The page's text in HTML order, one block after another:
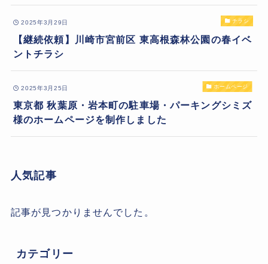
2025年3月29日 チラシ
【継続依頼】川崎市宮前区 東高根森林公園の春イベ
ントチラシ
2025年3月25日 ホームページ
東京都 秋葉原・岩本町の駐車場・パーキングシミズ
様のホームページを制作しました
人気記事
記事が見つかりませんでした。
カテゴリー